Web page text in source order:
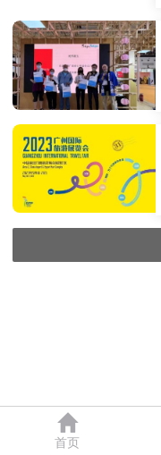
首页